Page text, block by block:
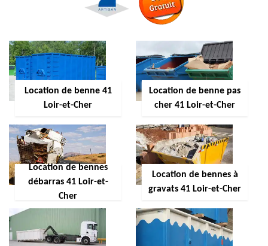
Location de benne 41
Loir-et-Cher
Location de benne pas
cher 41 Loir-et-Cher
Location de bennes
débarras 41 Loir-et-
Cher
Location de bennes à
gravats 41 Loir-et-Cher